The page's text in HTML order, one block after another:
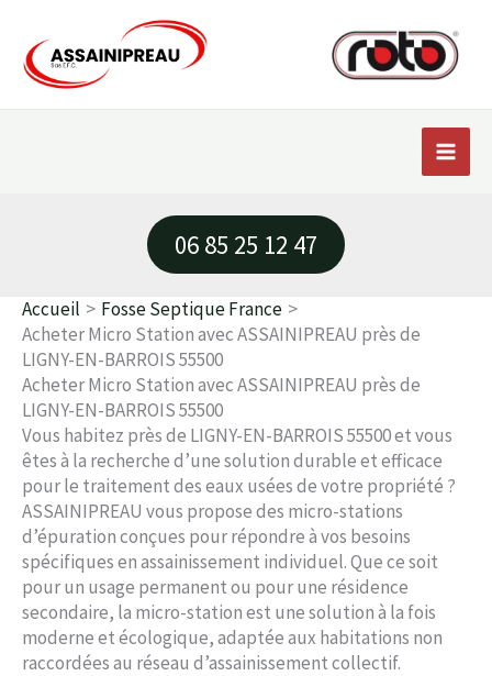
contenu
06 85 25 12 47
Accueil
Fosse Septique France
Acheter Micro Station avec ASSAINIPREAU près de
LIGNY-EN-BARROIS 55500
Acheter Micro Station avec ASSAINIPREAU près de
LIGNY-EN-BARROIS 55500
Vous habitez près de LIGNY-EN-BARROIS 55500 et vous
êtes à la recherche d’une solution durable et efficace
pour le traitement des eaux usées de votre propriété ?
ASSAINIPREAU vous propose des micro-stations
d’épuration conçues pour répondre à vos besoins
spécifiques en assainissement individuel. Que ce soit
pour un usage permanent ou pour une résidence
secondaire, la micro-station est une solution à la fois
moderne et écologique, adaptée aux habitations non
raccordées au réseau d’assainissement collectif.